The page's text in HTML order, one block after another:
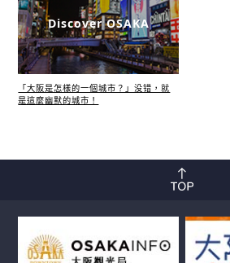
Discover OSAKA
「大阪是怎樣的一個城市？」没错，就
是這麼幽默的城市！